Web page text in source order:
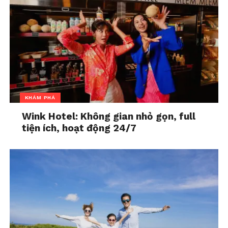
Hỷ “rơi vào trầm cảm” vì gặp nhiều khó khăn. Cô
tiết lộ, vì ca sĩ Lương Bích Hữu chưa từng thể hiện
Đừng xa em đêm nay
nên cô phải tham
khảo từ nhiều nguồn thông tin khác, đồng thời
xem lại những tiết mục mà giọng ca
Cún yêu
từng hát những ca khúc cùng thể loại trữ tình
KHÁM PHÁ
Wink Hotel: Không gian nhỏ gọn, full
tiện ích, hoạt động 24/7